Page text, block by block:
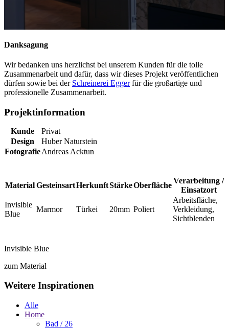
seconds
of
minute,
4
seconds
Danksagung
Wir bedanken uns herzlichst bei unserem Kunden für die tolle
Zusammenarbeit und dafür, dass wir dieses Projekt veröffentlichen
dürfen sowie bei der Schreinerei Eggerfür die großartige und
professionelle Zusammenarbeit.
Projektinformation
Kunde
Privat
Design
Huber Naturstein
FotografieAndreas Acktun
MaterialGesteinsartHerkunftStärkeOberfläche
Verarbeitung /
Einsatzort
Invisible
Blue
Marmor Türkei 20mm Poliert
Arbeitsfläche,
Verkleidung,
Sichtblenden
Invisible Blue
zum Material
Weitere Inspirationen
Alle
Home
Bad / 26